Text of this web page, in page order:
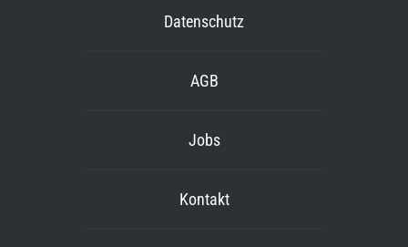
Datenschutz
AGB
Jobs
Kontakt